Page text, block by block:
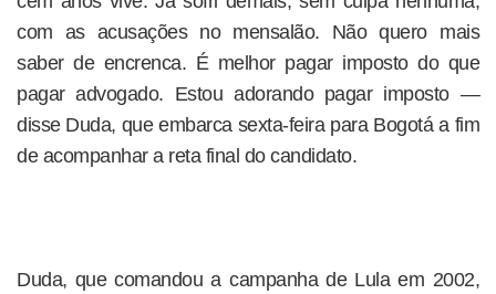
com as acusações no mensalão. Não quero mais
saber de encrenca. É melhor pagar imposto do que
pagar advogado. Estou adorando pagar imposto —
disse Duda, que embarca sexta-feira para Bogotá a fim
de acompanhar a reta final do candidato.
Duda, que comandou a campanha de Lula em 2002,